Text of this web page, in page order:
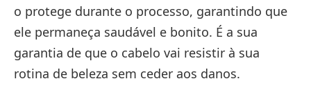
o protege durante o processo, garantindo que
ele permaneça saudável e bonito. É a sua
garantia de que o cabelo vai resistir à sua
rotina de beleza sem ceder aos danos.